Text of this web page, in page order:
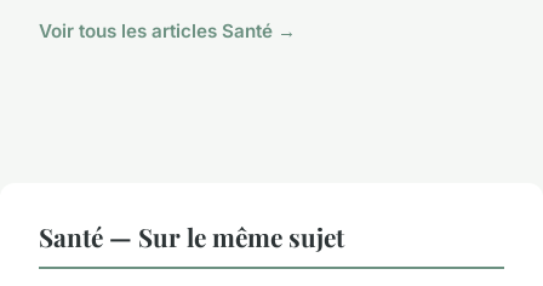
Voir tous les articles Santé →
Santé — Sur le même sujet